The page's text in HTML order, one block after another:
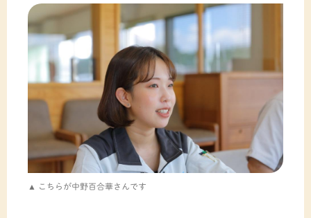
こちらが中野百合華さんです